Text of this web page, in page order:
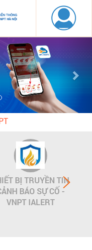
BỊ TRUYỀN TIN
BÁO SỰ CỐ -
VNPT IALERT